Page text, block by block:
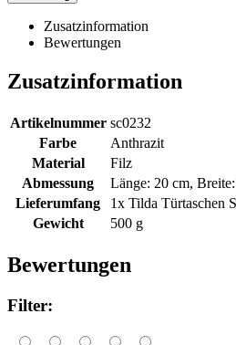
Zusatzinformation
Bewertungen
Zusatzinformation
Artikelnummer sc0232
Farbe
Anthrazit
Material
Filz
Abmessung
Länge: 20 cm,
Lieferumfang
1x Tilda Türtaschen
Gewicht
500 g
Bewertungen
Filter: